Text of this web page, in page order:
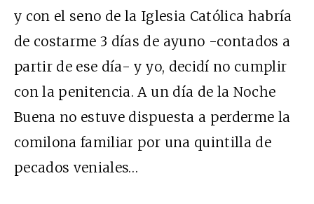
y con el seno de la Iglesia Católica habría
de costarme 3 días de ayuno -contados a
partir de ese día- y yo, decidí no cumplir
con la penitencia. A un día de la Noche
Buena no estuve dispuesta a perderme la
comilona familiar por una quintilla de
pecados veniales…